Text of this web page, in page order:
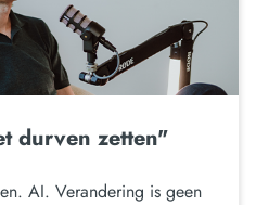
durven zetten"
AI. Verandering is geen